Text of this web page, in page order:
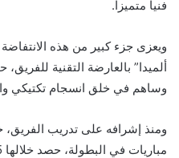
فنيا متميزا.
ويعزى جزء كبير من هذه
ألميدا” بالعارضة التقنية
وساهم في خلق انسجام تكتيكي